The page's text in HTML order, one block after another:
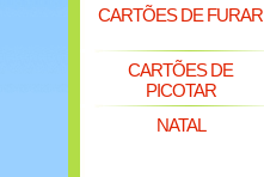
CARTÕES DE FURAR
CARTÕES DE
PICOTAR
NATAL